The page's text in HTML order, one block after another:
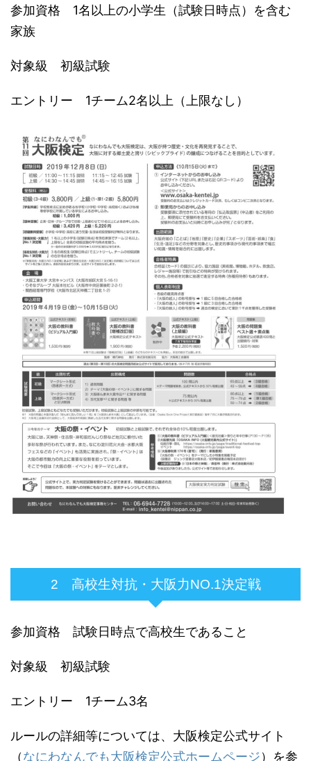
参加資格 1名以上の小学生（試験日時点）を含む
家族
対象級 初級試験
エントリー 1チーム2名以上（上限なし）
2 高校生対抗・大阪力NO.1決定戦
参加資格 試験日時点で高校生であること
対象級 初級試験
エントリー 1チーム3名
ルールの詳細等については、大阪検定公式サイト
（なにわなんでも大阪検定公式ホームページ）を参